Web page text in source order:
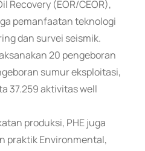
Recovery (EOR/CEOR),
pemanfaatan teknologi
dan survei seismik.
20 pengeboran
sumur eksploitasi,
37.259 aktivitas well
produksi, PHE juga
praktik Environmental,